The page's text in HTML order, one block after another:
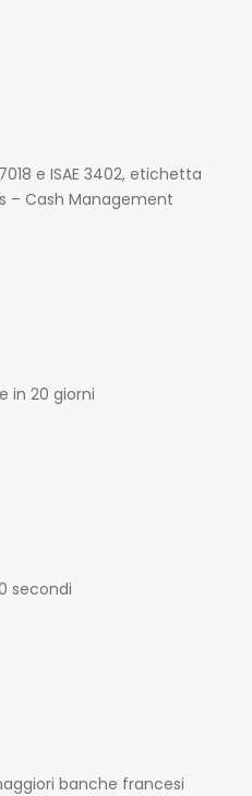
e ISAE 3402, etichetta
– Cash Management
in 20 giorni
secondi
banche francesi